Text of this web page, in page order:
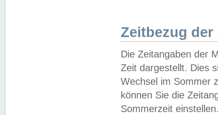
Zeitbezug der
Die Zeitangaben der
Zeit dargestellt. Dies
Wechsel im Sommer
können Sie die
Sommerzeit